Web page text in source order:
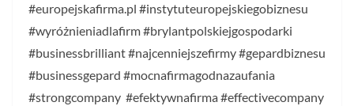
#europejskafirma.pl #instytuteuropejskiegobiznesu
#wyróżnieniadlafirm #brylantpolskiejgospodarki
#businessbrilliant #najcenniejszefirmy #gepardbiznesu
#businessgepard #mocnafirmagodnazaufania
#strongcompany #efektywnafirma #effectivecompany